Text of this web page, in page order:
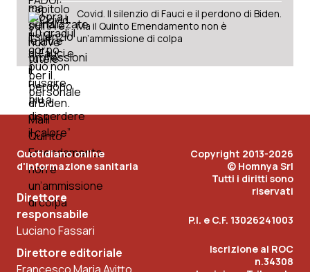
Covid. Il silenzio di Fauci e il perdono di Biden.
Ma il Quinto Emendamento non è
un’ammissione di colpa
Quotidiano online
d'informazione sanitaria
Direttore
responsabile
Luciano Fassari
Direttore editoriale
Copyright 2013-2026
© Homnya Srl
Tutti i diritti sono
riservati
P.I. e C.F. 13026241003
Iscrizione al ROC
n.34308